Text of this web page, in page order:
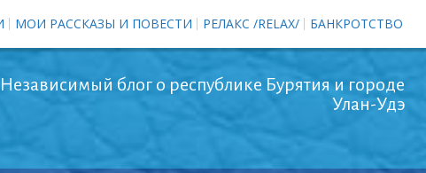
МОИ РАССКАЗЫ И ПОВЕСТИ РЕЛАКС /RELAX/ БАНКРОТСТВО
Независимый блог о республике Бурятия и городе
Улан-Удэ